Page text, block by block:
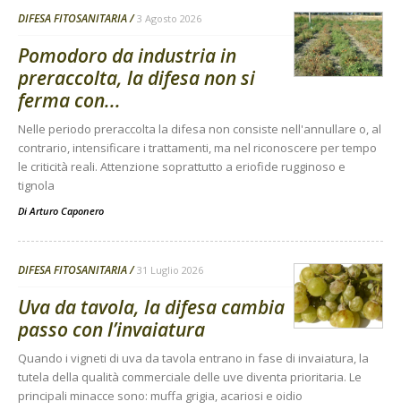
DIFESA FITOSANITARIA 3 Agosto 2026
Pomodoro da industria in
preraccolta, la difesa non si
ferma con...
Nelle periodo preraccolta la difesa non consiste nell'annullare o, al
contrario, intensificare i trattamenti, ma nel riconoscere per tempo
le criticità reali. Attenzione soprattutto a eriofide rugginoso e
tignola
DiArturo Caponero
DIFESA FITOSANITARIA 31 Luglio 2026
Uva da tavola, la difesa cambia
passo con l’invaiatura
Quando i vigneti di uva da tavola entrano in fase di invaiatura, la
tutela della qualità commerciale delle uve diventa prioritaria. Le
principali minacce sono: muffa grigia, acariosi e oidio